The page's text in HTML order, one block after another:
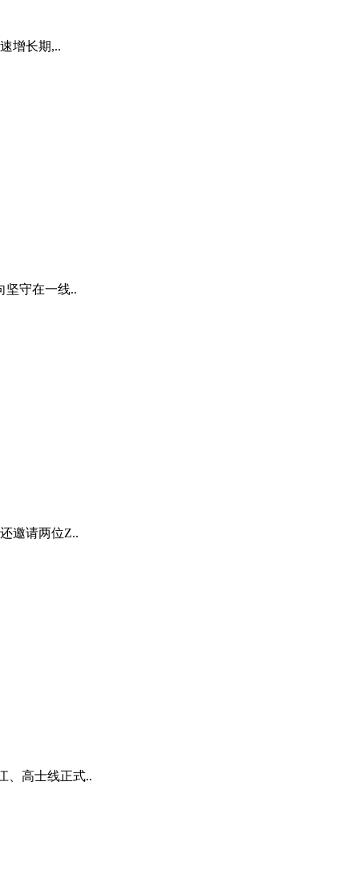
增长期,..
坚守在一线..
邀请两位Z..
、高士线正式..